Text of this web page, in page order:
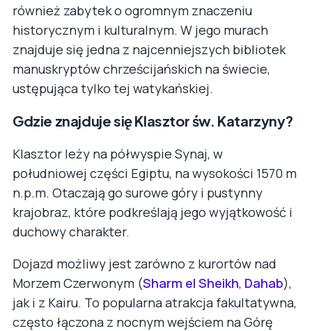
również zabytek o ogromnym znaczeniu
historycznym i kulturalnym. W jego murach
znajduje się jedna z najcenniejszych bibliotek
manuskryptów chrześcijańskich na świecie,
ustępująca tylko tej watykańskiej.
Gdzie znajduje się Klasztor św. Katarzyny?
Klasztor leży na półwyspie Synaj, w
południowej części Egiptu, na wysokości 1570 m
n.p.m. Otaczają go surowe góry i pustynny
krajobraz, które podkreślają jego wyjątkowość i
duchowy charakter.
Dojazd możliwy jest zarówno z kurortów nad
Morzem Czerwonym (Sharm el Sheikh, Dahab),
jak i z Kairu. To popularna atrakcja fakultatywna,
często łączona z nocnym wejściem na Górę